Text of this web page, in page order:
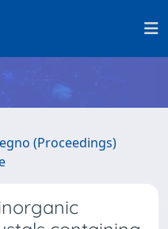
(Proceedings)